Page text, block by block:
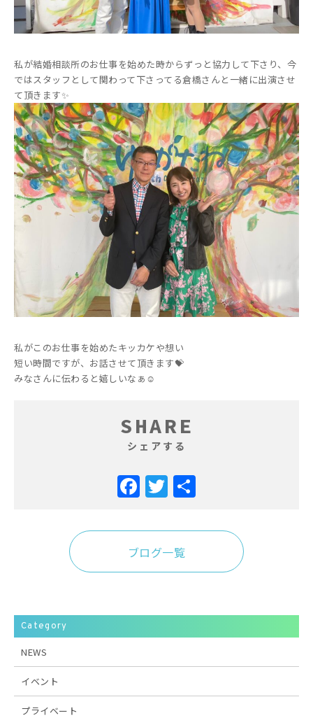
私が結婚相談所のお仕事を始めた時からずっと協力して下さり、今
ではスタッフとして関わって下さってる倉橋さんと一緒に出演させ
て頂きます✨
私がこのお仕事を始めたキッカケや想い
短い時間ですが、お話させて頂きます💝
みなさんに伝わると嬉しいなぁ☺️
SHARE
シェアする
Facebook
Twitter
ブログ一覧
Category
NEWS
イベント
プライベート